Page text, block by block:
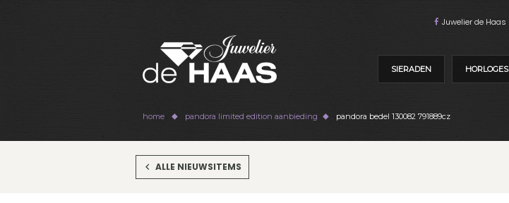
Juwelier de Haas
SIERADEN HORLOGES
home pandora limited edition aanbieding pandora bedel 130082 791889cz
ALLE NIEUWSITEMS